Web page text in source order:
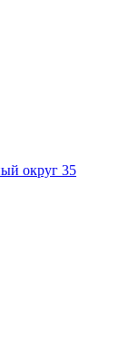
округ 35